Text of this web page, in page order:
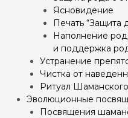
Ясновидение
Печать “Защита
Наполнение
и поддержка
Устранение
Чистка от
Ритуал
Эволюционные
Посвящения